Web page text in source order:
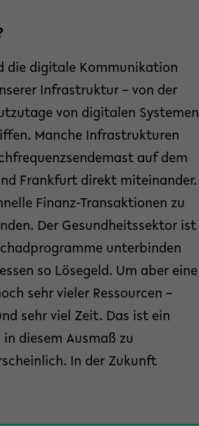
die digitale Kommunikation
Infrastruktur – von der
von digitalen Systemen
Manche Infrastrukturen
auf dem
Frankfurt direkt miteinander.
Finanz-Transaktionen zu
Der Gesundheitssektor ist
unterbinden
so Lösegeld. Um aber eine
sehr vieler Ressourcen –
sehr viel Zeit. Das ist ein
diesem Ausmaß zu
In der Zukunft